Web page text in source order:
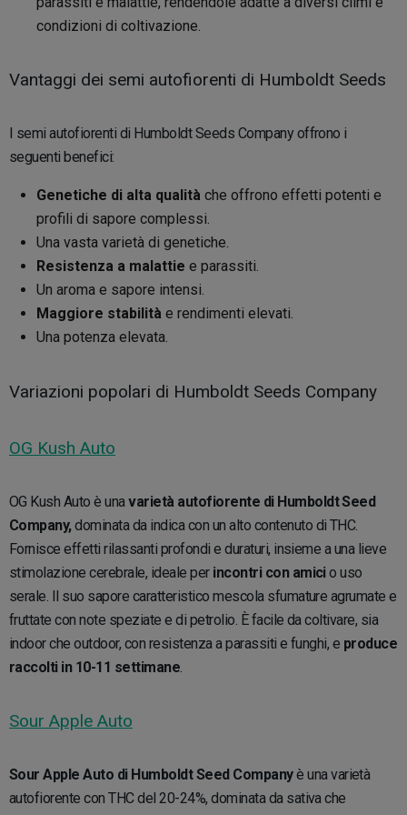
condizioni di coltivazione.
Vantaggi dei semi autofiorenti di Humboldt Seeds
I semi autofiorenti di Humboldt Seeds Company offrono i
seguenti benefici:
Genetiche di alta qualità che offrono effetti potenti e
profili di sapore complessi.
Una vasta varietà di genetiche.
Resistenza a malattie e parassiti.
Un aroma e sapore intensi.
Maggiore stabilità e rendimenti elevati.
Una potenza elevata.
Variazioni popolari di Humboldt Seeds Company
OG Kush Auto
OG Kush Auto è unavarietà autofiorente di Humboldt Seed
Company,dominata da indica con un alto contenuto di THC.
Fornisce effetti rilassanti profondi e duraturi, insieme a una lieve
stimolazione cerebrale, ideale per incontri con amicio uso
serale. Il suo sapore caratteristico mescola sfumature agrumate e
fruttate con note speziate e di petrolio. È facile da coltivare, sia
indoor che outdoor, con resistenza a parassiti e funghi, e produce
raccolti in 10-11 settimane.
Sour Apple Auto
Sour Apple Auto di Humboldt Seed Companyè una varietà
autofiorente con THC del 20-24%, dominata da sativa che